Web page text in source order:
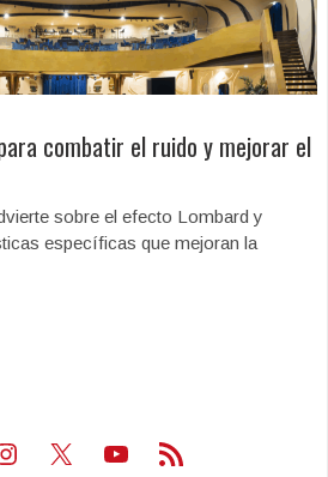
combatir el ruido y mejorar el
sobre el efecto Lombard y
específicas que mejoran la
X Youtube
Feed RSS